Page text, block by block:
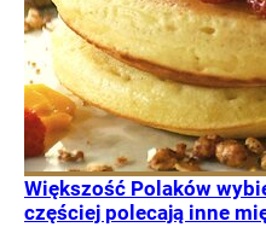
Większość Polaków
częściej polecają inne